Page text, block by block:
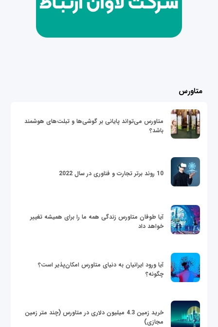
متاورس
متاورس می‌تواند پایانی بر گوشی‌ها و تبلت‌های هوشمند
باشد؟
10 روند برتر تجارت و فناوری در سال 2022
آیا طوفان متاورس زندگی همه ما را برای همیشه تغییر
خواهد داد
آیا ورود ایرانیان به دنیای متاورس امکان‌پذیر است؟
چگونه؟
خرید زمین 4.3 میلیون دلاری در متاورس (چند متر زمین
مجازی)